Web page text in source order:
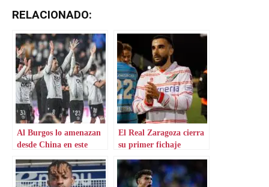
RELACIONADO:
Al Burgos lo amenazan
desde China en este
El Real Zaragoza cierra
su primer fichaje